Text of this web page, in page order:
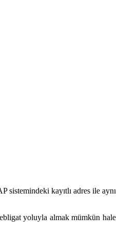
sistemindeki kayıtlı adres ile aynı
yoluyla almak mümkün hale